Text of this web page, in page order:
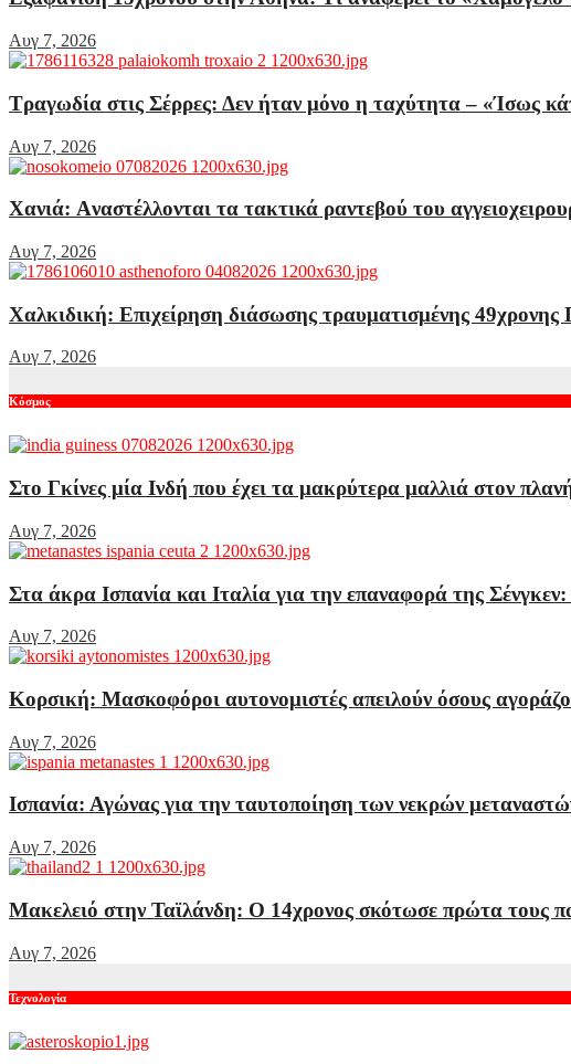
Αυγ 7, 2026
Τραγωδία στις Σέρρες: Δεν ήταν μόνο η ταχύτητα – «Ίσως
Αυγ 7, 2026
Χανιά: Aναστέλλονται τα τακτικά ραντεβού του
Αυγ 7, 2026
Χαλκιδική: Επιχείρηση διάσωσης τραυματισμένης 49χρονης
Αυγ 7, 2026
Κόσμος
Στο Γκίνες μία Ινδή που έχει τα μακρύτερα μαλλιά στον
Αυγ 7, 2026
Στα άκρα Ισπανία και Ιταλία για την επαναφορά της
Αυγ 7, 2026
Κορσική: Μασκοφόροι αυτονομιστές απειλούν όσους
Αυγ 7, 2026
Ισπανία: Αγώνας για την ταυτοποίηση των νεκρών
Αυγ 7, 2026
Μακελειό στην Ταϊλάνδη: Ο 14χρονος σκότωσε πρώτα τους
Αυγ 7, 2026
Τεχνολογία